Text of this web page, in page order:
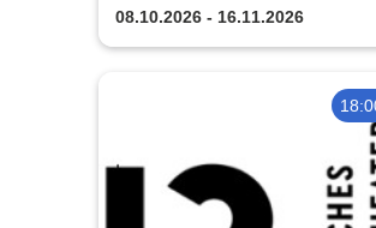
08.10.2026 - 16.11.2026